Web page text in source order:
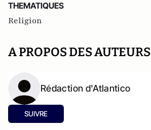
THEMATIQUES
Religion
A PROPOS DES AUTEURS
Rédaction d'Atlantico
SUIVRE